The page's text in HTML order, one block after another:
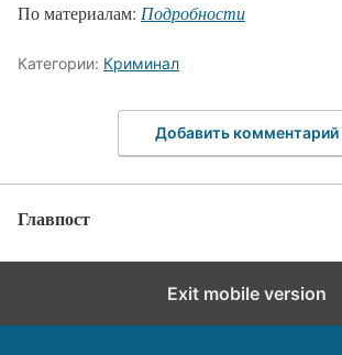
По материалам: Подробности
Категории: Криминал
Добавить комментарий
Главпост
Exit mobile version